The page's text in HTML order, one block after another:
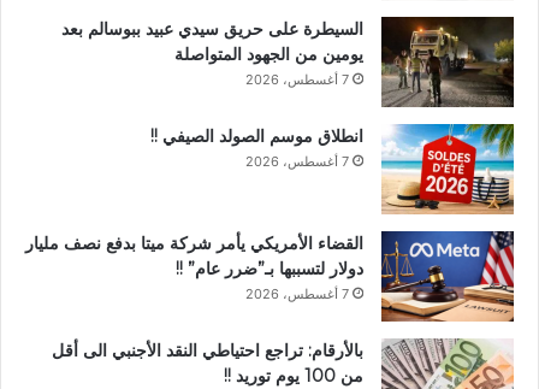
السيطرة على حريق سيدي عبيد ببوسالم بعد
يومين من الجهود المتواصلة
7 أغسطس، 2026
انطلاق موسم الصولد الصيفي !!
7 أغسطس، 2026
القضاء الأمريكي يأمر شركة ميتا بدفع نصف مليار
دولار لتسببها بـ”ضرر عام” !!
7 أغسطس، 2026
بالأرقام: تراجع احتياطي النقد الأجنبي الى أقل
من 100 يوم توريد !!